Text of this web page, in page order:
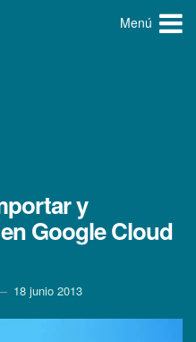
Menú
y
Google Cloud
18 junio 2013